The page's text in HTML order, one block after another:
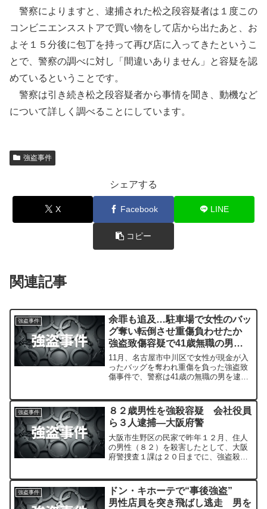
警察によりますと、逮捕された松之段容疑者は１度この
コンビニエンスストアで買い物をして店から出たあと、お
よそ１５分後に包丁を持って再び店に入ってきたというこ
とで、警察の調べに対し「間違いありません」と容疑を認
めているということです。
警察は引き続き松之段容疑者から事情を聞き、動機など
について詳しく調べることにしています。
強盗事件
シェアする
X Facebook LINE
コピー
関連記事
強盗事件
余罪も追及…駐車場で女性のバッ
グ奪い転倒させ重傷負わせたか
強盗致傷容疑で41歳無職の男逮
捕
11月、名古屋市中川区で女性が現金が入
ったバッグを奪われ重傷を負った強盗致
傷事件で、警察は41歳の無職の男を逮捕
強盗事件
８２歳男性を強殺容疑 会社役員
ら３人逮捕―大阪府警
大阪市生野区の民家で昨年１２月、住人
の男性（８２）を殺害したとして、大阪
府警捜査１課は２０日までに、強盗殺人
女３人を逮捕した。認否は明らかにして
いない。同課は詳しい動機を調べる。
強盗事件
ドン・キホーテで“事後強盗”
男性店員を突き飛ばし逃走 男を